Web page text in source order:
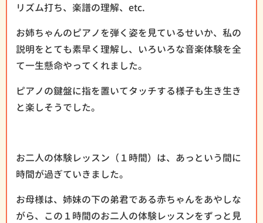
リズム打ち、楽譜の理解、etc.
お姉ちゃんのピアノを弾く姿を見ているせいか、私の
説明をとても素早く理解し、いろいろな音楽体験を全
て一生懸命やってくれました。
ピアノの鍵盤に指を置いてタッチする様子も生き生き
と楽しそうでした。
お二人の体験レッスン（１時間）は、あっという間に
時間が過ぎていきました。
お母様は、姉妹の下の弟君である赤ちゃんをあやしな
がら、この１時間のお二人の体験レッスンをずっと見